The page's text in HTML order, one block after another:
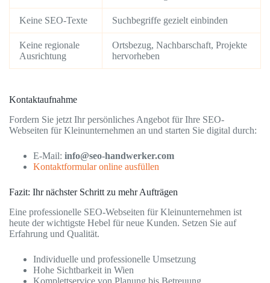
Keine SEO-Texte Suchbegriffe gezielt einbinden
Keine regionale
Ausrichtung
Ortsbezug, Nachbarschaft, Projekte
hervorheben
Kontaktaufnahme
Fordern Sie jetzt Ihr persönliches Angebot für Ihre SEO-
Webseiten für Kleinunternehmen an und starten Sie digital durch:
E-Mail: info@seo-handwerker.com
Kontaktformular online ausfüllen
Fazit: Ihr nächster Schritt zu mehr Aufträgen
Eine professionelle SEO-Webseiten für Kleinunternehmen ist
heute der wichtigste Hebel für neue Kunden. Setzen Sie auf
Erfahrung und Qualität.
Individuelle und professionelle Umsetzung
Hohe Sichtbarkeit in Wien
Komplettservice von Planung bis Betreuung